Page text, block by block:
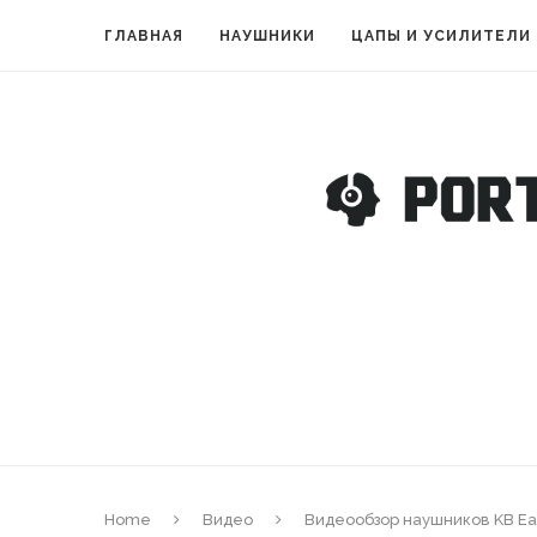
ГЛАВНАЯ НАУШНИКИ ЦАПЫ И УСИЛИТЕЛИ
Home Видео Видеообзор наушников KB